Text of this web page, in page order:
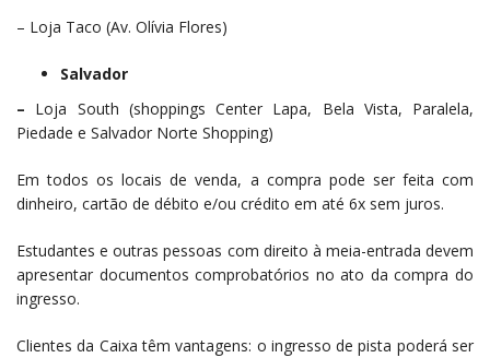
– Loja Taco (Av. Olívia Flores)
Salvador
– Loja South (shoppings Center Lapa, Bela Vista, Paralela,
Piedade e Salvador Norte Shopping)
Em todos os locais de venda, a compra pode ser feita com
dinheiro, cartão de débito e/ou crédito em até 6x sem juros.
Estudantes e outras pessoas com direito à meia-entrada devem
apresentar documentos comprobatórios no ato da compra do
ingresso.
Clientes da Caixa têm vantagens: o ingresso de pista poderá ser